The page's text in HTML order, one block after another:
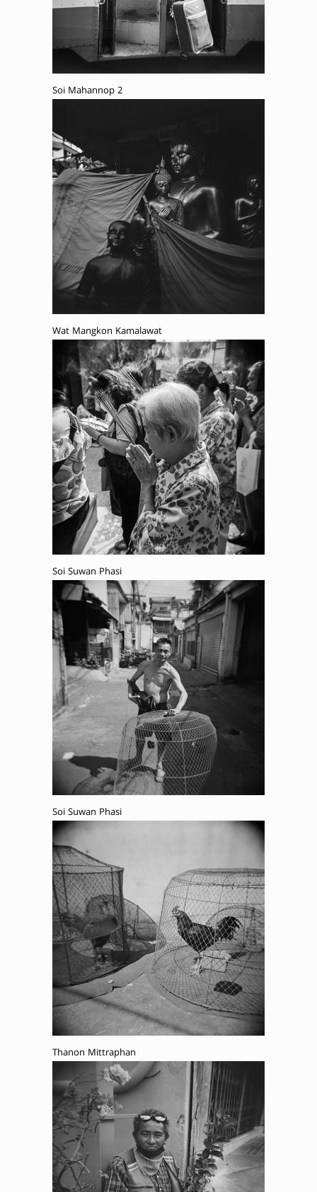
Soi Mahannop 2
Wat Mangkon Kamalawat
Soi Suwan Phasi
Soi Suwan Phasi
Thanon Mittraphan